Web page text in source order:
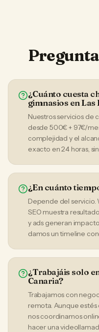
¿Cuánto cuesta
gimnasios en Las
Nuestros servicios de
desde 500€ + 97€/
complejidad y el
exacto en 24 horas,
¿En cuánto
Depende del servicio.
SEO muestra
y ads generan
damos un timeline
¿Trabajáis solo
Canaria?
Trabajamos con
remota. Aunque estés
nos coordinamos
hacer una